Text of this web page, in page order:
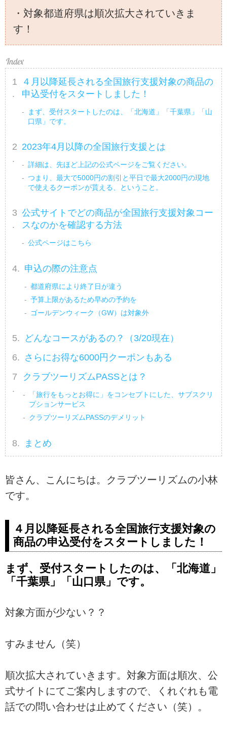
・対象都道府県は順次拡大されていきま
す！
４月以降延長される全国旅行支援対象の商品の
申込受付をスタートしました！
まず、受付スタートしたのは、「北海道」「千葉県」「山
口県」です。
2023年4月以降の全国旅行支援とは
詳細は、先ほど上記の公式ページをご覧ください。
つまり、最大で5000円の割引と平日で最大2000円の現地
で使えるクーポンが貰える、ということ。
公式サイトでどの商品が全国旅行支援対象コー
スなのかを確認する方法
公式ページはこちら
申込の際の注意点
都道府県により終了日が違う
予算上限があるため早めの予約を
ゴールデンウィーク（GW）は対象外
どんなコースがあるの？（3/20現在）
さらにお得な6000円クーポンもある
クラブツーリズムPASSとは？
「旅行をもっとお得に」をコンセプトにした、サブスクリ
プションサービス
クラブツーリズムPASSのデメリット
まとめ
皆さん、こんにちは。クラブツーリズムの小林
です。
４月以降延長される全国旅行支援対象の
商品の申込受付をスタートしました！
まず、受付スタートしたのは、「北海道」
「千葉県」「山口県」です。
対象方面が少ない？？
すみません（笑）
順次拡大されていきます。対象方面は順次、公
式サイトにてご案内しますので、くれぐれも電
話での問い合わせは止めてください（笑）。